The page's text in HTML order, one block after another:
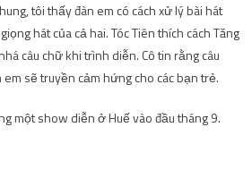
tôi thấy đàn em có cách xử lý bài hát
hát của cả hai. Tóc Tiên thích cách Tăng
câu chữ khi trình diễn. Cô tin rằng câu
sẽ truyền cảm hứng cho các bạn trẻ.